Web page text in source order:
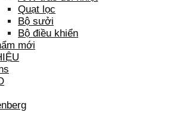
Quạt lọc
Bộ sưởi
Bộ điều khiển
mới